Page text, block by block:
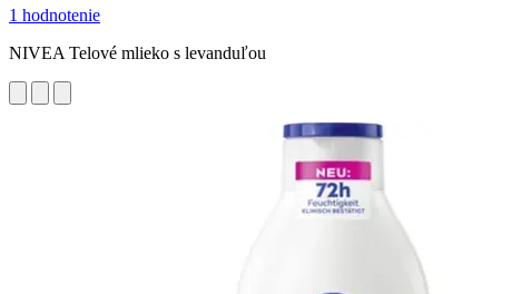
1 hodnotenie
NIVEA Telové mlieko s levanduľou